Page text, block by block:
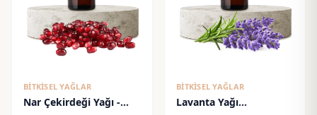
BITKISEL YAĞLAR
Nar Çekirdeği Yağı -
BITKISEL YAĞLAR
Lavanta Yağı